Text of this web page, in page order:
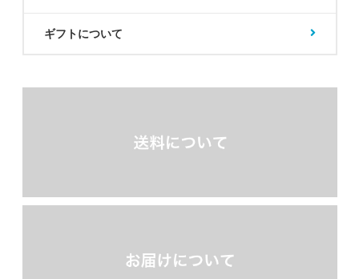
ギフトについて